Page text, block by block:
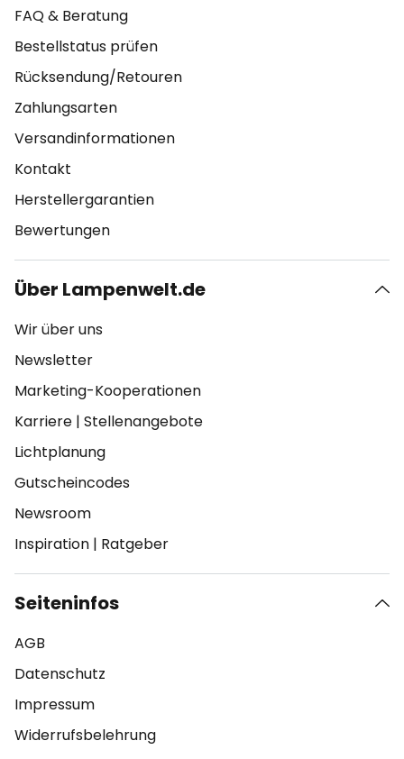
FAQ & Beratung
Bestellstatus prüfen
Rücksendung/Retouren
Zahlungsarten
Versandinformationen
Kontakt
Herstellergarantien
Bewertungen
Über Lampenwelt.de
Wir über uns
Newsletter
Marketing-Kooperationen
Karriere | Stellenangebote
Lichtplanung
Gutscheincodes
Newsroom
Inspiration | Ratgeber
Seiteninfos
AGB
Datenschutz
Impressum
Widerrufsbelehrung